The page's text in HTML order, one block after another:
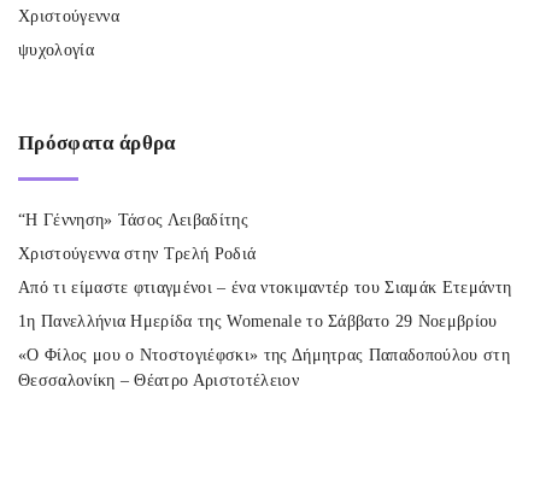
Χριστούγεννα
ψυχολογία
Πρόσφατα άρθρα
“Η Γέννηση» Τάσος Λειβαδίτης
Χριστούγεννα στην Τρελή Ροδιά
Από τι είμαστε φτιαγμένοι – ένα ντοκιμαντέρ του Σιαμάκ Ετεμάντη
1η Πανελλήνια Ημερίδα της Womenale το Σάββατο 29 Νοεμβρίου
«Ο Φίλος μου ο Ντοστογιέφσκι» της Δήμητρας Παπαδοπούλου στη
Θεσσαλονίκη – Θέατρο Αριστοτέλειον